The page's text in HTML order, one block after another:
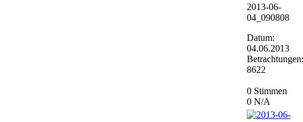
2013-06-
04_090808
Datum:
04.06.2013
Betrachtungen:
8622
0 Stimmen
0 N/A